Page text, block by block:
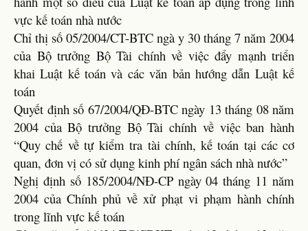
vực kế toán nhà nước
Chỉ thị số 05/2004/CT-BTC ngà y 30 tháng 7 năm 2004
của Bộ trưởng Bộ Tài chính về việc đẩy mạnh triển
khai Luật kế toán và các văn bản hướng dẫn Luật kế
toán
Quyết định số 67/2004/QĐ-BTC ngày 13 tháng 08 năm
2004 của Bộ trưởng Bộ Tài chính về việc ban hành
“Quy chế về tự kiểm tra tài chính, kế toán tại các cơ
quan, đơn vị có sử dụng kinh phí ngân sách nhà nước”
Nghị định số 185/2004/NĐ-CP ngày 04 tháng 11 năm
2004 của Chính phủ về xử phạt vi phạm hành chính
trong lĩnh vực kế toán